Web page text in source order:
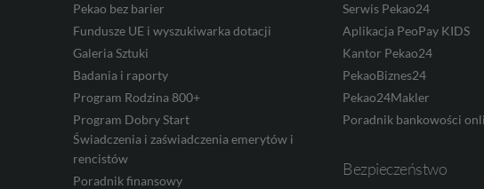
Pekao bez barier
Fundusze UE i wyszukiwarka dotacji
Galeria Sztuki
Badania i raporty
Program Rodzina 800+
Program Dobry Start
Świadczenia i zaświadczenia emerytów i
rencistów
Poradnik finansowy
Serwis Pekao24
Aplikacja PeoPay KIDS
Kantor Pekao24
PekaoBiznes24
Pekao24Makler
Poradnik bankowości
Bezpieczeństwo